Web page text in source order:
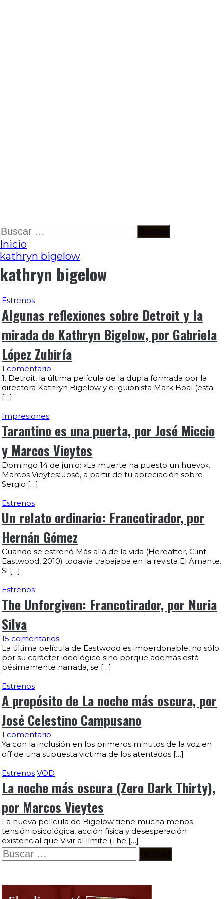
Ir
al
contenido
Buscar:
Inicio
kathryn bigelow
kathryn bigelow
Estrenos
Algunas reflexiones sobre Detroit y la
mirada de Kathryn Bigelow, por Gabriela
López Zubiría
1 comentario
1. Detroit, la última película de la dupla formada por la
directora Kathryn Bigelow y el guionista Mark Boal (esta
[…]
Impresiones
Tarantino es una puerta, por José Miccio
y Marcos Vieytes
Domingo 14 de junio: «La muerte ha puesto un huevo».
Marcos Vieytes: José, a partir de tu apreciación sobre
Sergio […]
Estrenos
Un relato ordinario: Francotirador, por
Hernán Gómez
Cuando se estrenó Más allá de la vida (Hereafter, Clint
Eastwood, 2010) todavía trabajaba en la revista El Amante.
Si […]
Estrenos
The Unforgiven: Francotirador, por Nuria
Silva
15 comentarios
La última película de Eastwood es imperdonable, no sólo
por su carácter ideológico sino porque además está
pésimamente narrada, se […]
Estrenos
A propósito de La noche más oscura, por
José Celestino Campusano
1 comentario
Ya con la inclusión en los primeros minutos de la voz en
off de una supuesta victima de los atentados […]
Estrenos VOD
La noche más oscura (Zero Dark Thirty),
por Marcos Vieytes
La nueva película de Bigelow tiene mucha menos
tensión psicológica, acción física y desesperación
existencial que Vivir al límite (The […]
Buscar: